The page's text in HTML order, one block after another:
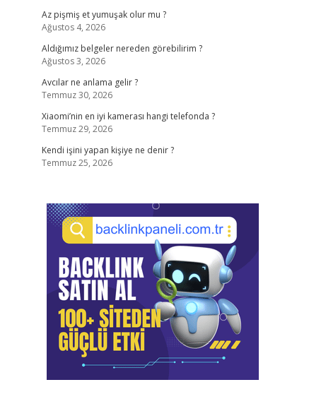
Az pişmiş et yumuşak olur mu ?
Ağustos 4, 2026
Aldığımız belgeler nereden görebilirim ?
Ağustos 3, 2026
Avcılar ne anlama gelir ?
Temmuz 30, 2026
Xiaomi’nin en iyi kamerası hangi telefonda ?
Temmuz 29, 2026
Kendi işini yapan kişiye ne denir ?
Temmuz 25, 2026